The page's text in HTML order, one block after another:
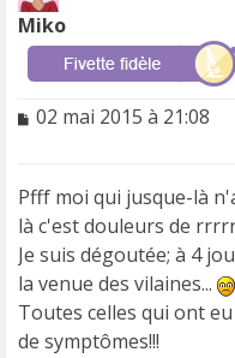
Miko
M
s
a
g
e
n
o
n
l
02 mai 2015 à 21:08
Pfff moi qui jusque-là
là c'est douleurs de
Je suis dégoutée; à 4
la venue des vilaines...
Toutes celles qui ont
de symptômes!!!